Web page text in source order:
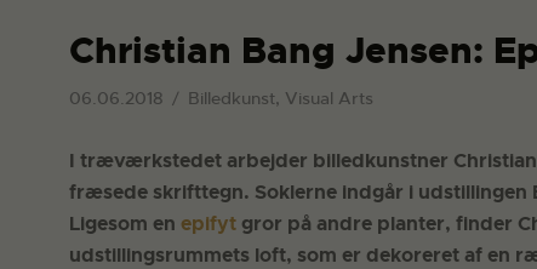
Christian Bang Jensen:
06.06.2018 Billedkunst, Visual Arts
I træværkstedet arbejder billedkunstner Christian
fræsede skrifttegn. Soklerne indgår i udstillingen
Ligesom en epifytgror på andre planter, finder
udstillingsrummets loft, som er dekoreret af en